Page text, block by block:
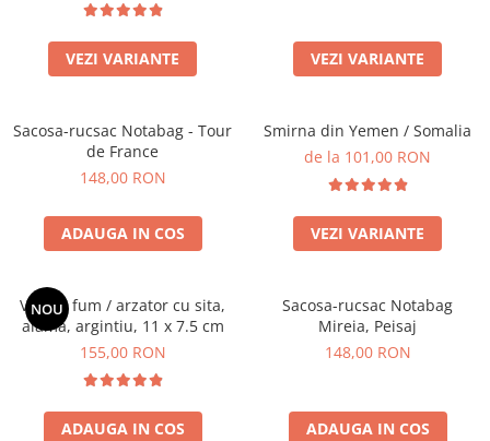
Produse pentru casa
Prosoape bucatarie
VEZI VARIANTE VEZI VARIANTE
Sacosa-rucsac Notabag - Tour
de France
148,00 RON
ADAUGA IN COS
Smirna din Yemen / Somalia
de la 101,00 RON
VEZI VARIANTE
NOU
Vas de fum / arzator cu sita,
alama, argintiu, 11 x 7.5 cm
155,00 RON
ADAUGA IN COS
Sacosa-rucsac Notabag
Mireia, Peisaj
148,00 RON
ADAUGA IN COS